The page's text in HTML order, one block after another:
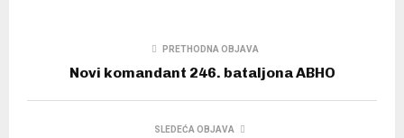
PRETHODNA OBJAVA
Novi komandant 246. bataljona ABHO
SLEDEĆA OBJAVA